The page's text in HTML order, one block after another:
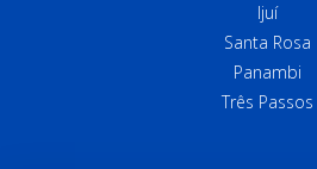
Ijuí
Santa Rosa
Panambi
Três Passos